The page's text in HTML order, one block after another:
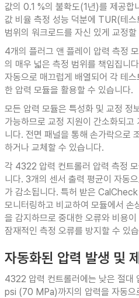
값의 0.1 %의 불확도(1년)를 제공합
값 비율 측정 성능 덕분에 TUR(테
범위의 워크로드를 자신 있게 교정
4개의 플러그 앤 플레이 압력 측정
의 매우 넓은 측정 범위를 책임집니
자동으로 매끄럽게 배열되어 각 테
한 압력 모듈을 활용할 수 있습니다.
모든 압력 모듈은 특성화 및 교정 정
가능하므로 교정 지원이 간소화되고
니다. 전면 패널을 통해 손가락으로
하거나 교체할 수 있습니다.
각 4322 압력 컨트롤러 압력 측정
니다. 3개의 센서 출력 평균이 자동
가 감소됩니다. 특허 받은
모니터링하고 비교하여 모듈에서 손
을 감지하므로 중대한 오류와 비용
잠재적인 측정 오류를 방지할 수 있
자동화된 압력 발생 및
4322 압력 컨트롤러에는 낮은 절
psi (70 MPa)까지의 압력을 자동으